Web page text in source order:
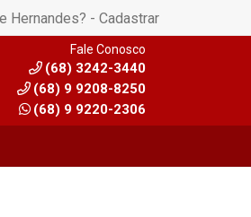
Hernandes? - Cadastrar
Fale Conosco
(68) 3242-3440
(68) 9 9208-8250
(68) 9 9220-2306